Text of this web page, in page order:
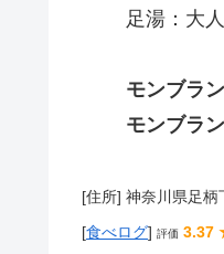
足湯：大
モンブラ
モンブラ
[住所] 神奈川県足
[食べログ] 評価